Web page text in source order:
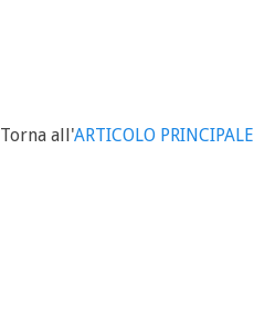
Torna all'ARTICOLO PRINCIPALE